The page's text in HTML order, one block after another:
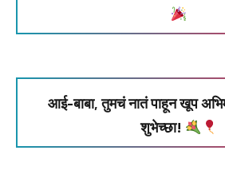
आई-बाबा, तुमचं नातं पाहून खूप
शुभेच्छा!